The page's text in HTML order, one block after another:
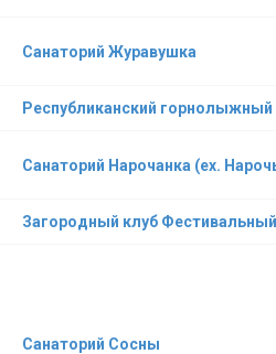
Санаторий Журавушка
Республиканский горнолыжный
Санаторий Нарочанка (ex.
Загородный клуб Фестивальный
Санаторий Сосны